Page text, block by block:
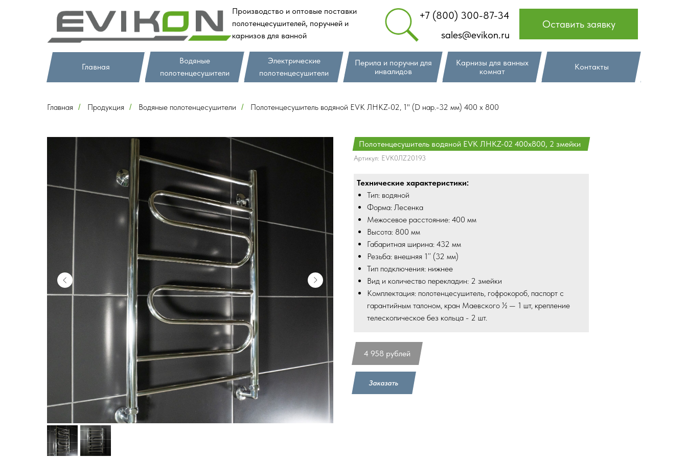
sales@evikon.ru
+7 (800) 300-87-34
Оставить заявку
Водяные
полотенцесушители
Перила и поручни для
инвалидов
Производство и оптовые поставки
полотенцесушителей, поручней и
карнизов для ванной
Главная
Карнизы для ванных
комнат
Контакты
Электрические
полотенцесушители
Главная / Продукция / Водяные полотенцесушители / Полотенцесушитель водяной EVK ЛНКZ-02, 1" (D нар.-32 мм) 400 х 800
Полотенцесушитель водяной EVK ЛНКZ-02 400х800, 2 змейки
Артикул: EVK0ЛZ20193
4 958 рублей
Технические характеристики:
Тип: водяной
Форма: Лесенка
Межосевое расстояние: 400 мм
Высота: 800 мм
Габаритная ширина: 432 мм
Резьба: внешняя 1’’ (32 мм)
Тип подключения: нижнее
Вид и количество перекладин: 2 змейки
Комплектация: полотенцесушитель, гофрокороб, паспорт с
гарантийным талоном, кран Маевского ½ — 1 шт, крепление
телескопическое без кольца - 2 шт.
Заказать